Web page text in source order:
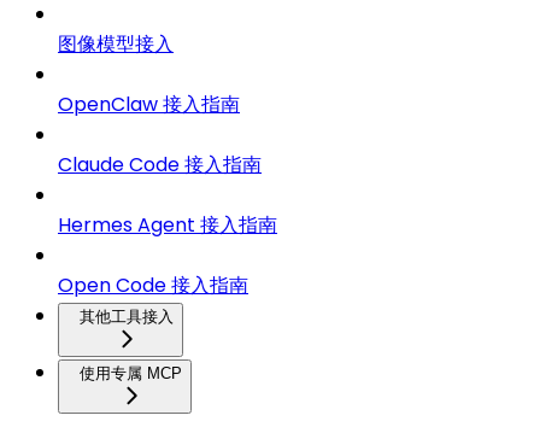
图像模型接入
OpenClaw 接入指南
Claude Code 接入指南
Hermes Agent 接入指南
Open Code 接入指南
其他工具接入
使用专属 MCP